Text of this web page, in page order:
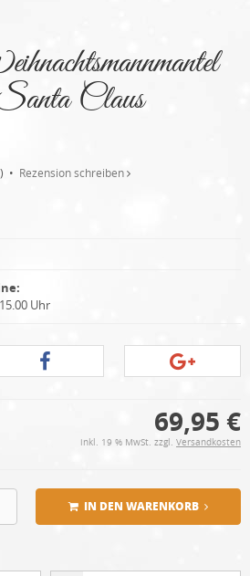
Claus
• Rezension schreiben
Uhr
69,95 €
inkl. 19 % MwSt. zzgl. Versandkosten
IN DEN WARENKORB